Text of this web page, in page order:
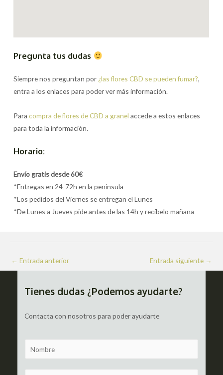
Pregunta tus dudas
Siempre nos preguntan por ¿las flores CBD se pueden fumar?,
entra a los enlaces para poder ver más información.
Paracompra de flores de CBD a granel accede a estos enlaces
para toda la información.
Horario:
Envío gratis desde 60€
*Entregas en 24-72h en la península
*Los pedidos del Viernes se entregan el Lunes
*De Lunes a Jueves pide antes de las 14h y recíbelo mañana
Navegación
de
← Entrada anterior Entrada siguiente →
Tienes dudas ¿Podemos ayudarte?
Contacta con nosotros para poder ayudarte
a
m